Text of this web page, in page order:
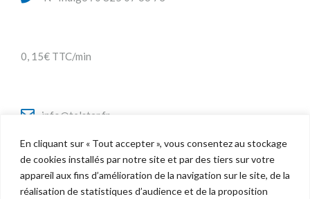
En cliquant sur « Tout accepter », vous consentez au stockage
de cookies installés par notre site et par des tiers sur votre
appareil aux fins d’amélioration de la navigation sur le site, de la
réalisation de statistiques d’audience et de la proposition
0, 15€ TTC/min
info@telstar.fr
Twitter